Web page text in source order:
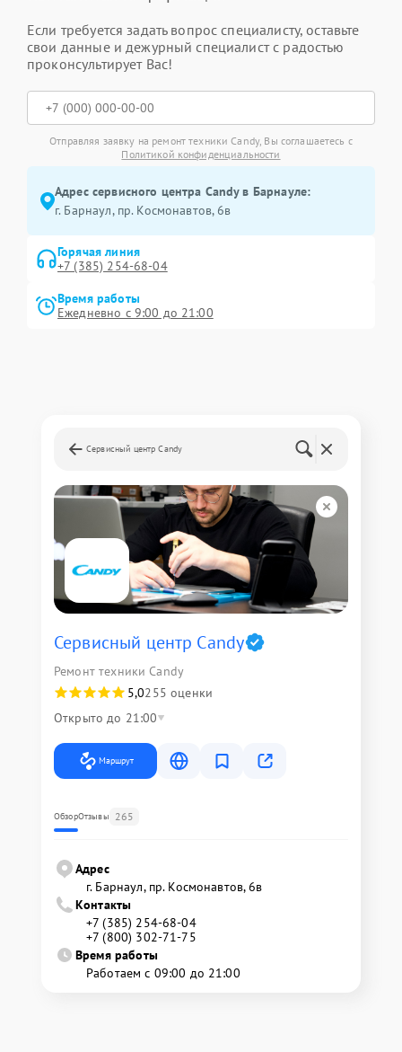
Если требуется задать вопрос специалисту, оставьте
свои данные и дежурный специалист с радостью
проконсультирует Вас!
Отправляя заявку на ремонт техники Candy, Вы соглашаетесь с
Политикой конфиденциальности
Адрес сервисного центра Candy в Барнауле:
г. Барнаул, ​пр. Космонавтов, 6в
Горячая линия
+7 (385) 254-68-04
Время работы
Ежедневно с 9:00 до 21:00
Сервисный центр Candy
Сервисный центр Candy
Ремонт техники Candy
5,0255 оценки
Открыто до 21:00
Маршрут
ОбзорОтзывы 265
Адрес
г. Барнаул, ​пр. Космонавтов, 6в
Контакты
+7 (385) 254-68-04
+7 (800) 302-71-75
Время работы
Работаем с 09:00 до 21:00